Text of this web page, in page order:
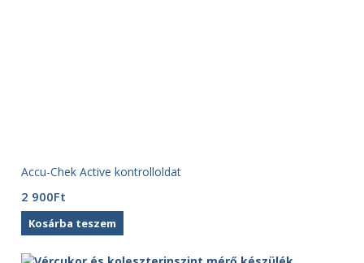
Accu-Chek Active kontrolloldat
2 900Ft
Kosárba teszem